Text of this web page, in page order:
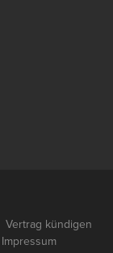
Vertrag kündigen
Impressum